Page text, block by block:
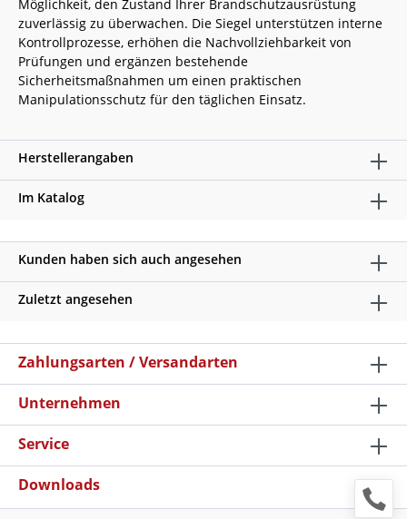
Möglichkeit, den Zustand Ihrer Brandschutzausrüstung
zuverlässig zu überwachen. Die Siegel unterstützen interne
Kontrollprozesse, erhöhen die Nachvollziehbarkeit von
Prüfungen und ergänzen bestehende
Sicherheitsmaßnahmen um einen praktischen
Manipulationsschutz für den täglichen Einsatz.
Herstellerangaben
Im Katalog
Kunden haben sich auch angesehen
Zuletzt angesehen
Zahlungsarten / Versandarten
Unternehmen
Service
Downloads